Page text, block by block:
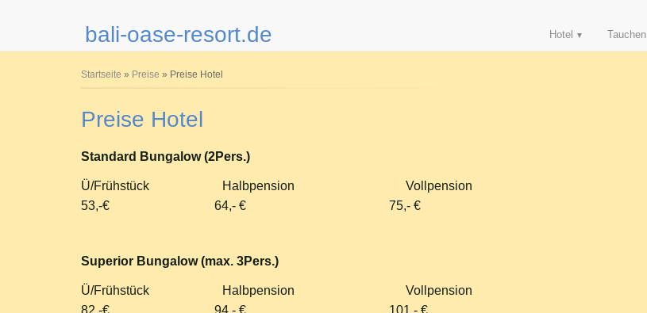
bali-oase-resort.de Hotel Tauchen
Sie sind hier
Startseite » Preise » Preise Hotel
Preise Hotel
Standard Bungalow (2Pers.)
Ü/Frühstück Halbpension Vollpension
53,-€ 64,- € 75,- €
Superior Bungalow (max. 3Pers.)
Ü/Frühstück Halbpension Vollpension
82,-€ 94,- € 101,- €